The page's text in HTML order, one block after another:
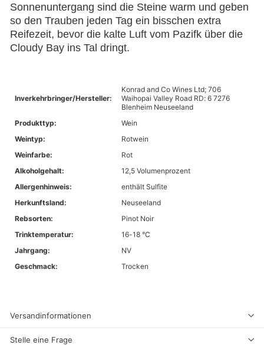
Sonnenuntergang sind die Steine warm und geben
so den Trauben jeden Tag ein bisschen extra
Reifezeit, bevor die kalte Luft vom Pazifk über die
Cloudy Bay ins Tal dringt.
Inverkehrbringer/Hersteller:
Konrad and Co Wines Ltd; 706
Waihopai Valley Road RD: 6 7276
Blenheim Neuseeland
Produkttyp:
Wein
Weintyp:
Rotwein
Weinfarbe:
Rot
Alkoholgehalt:
12,5 Volumenprozent
Allergenhinweis:
enthält Sulfite
Herkunftsland:
Neuseeland
Rebsorten:
Pinot Noir
Trinktemperatur:
16-18 °C
Jahrgang:
NV
Geschmack:
Trocken
Versandinformationen
Stelle eine Frage